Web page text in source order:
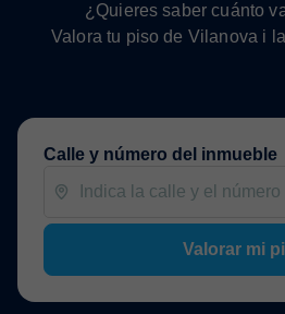
¿Quieres saber cuánto
Valora tu piso de Vilanova i
Calle y número del inmueble
Valorar mi